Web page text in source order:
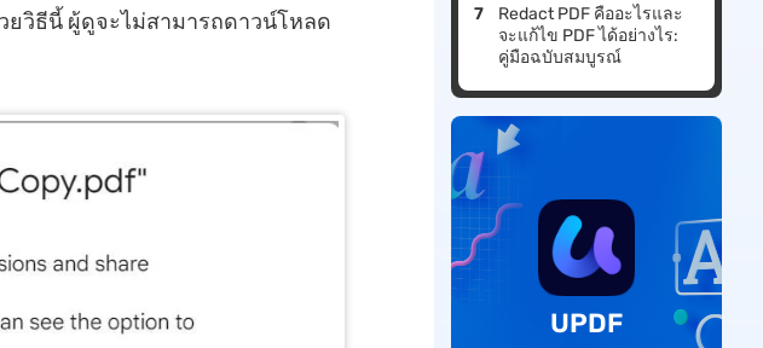
วิธีนี้ ผู้ดูจะไม่สามารถดาวน์โหลด
Redact PDF คืออะไรและ
จะแก้ไข PDF ได้อย่างไร:
คู่มือฉบับสมบูรณ์
UPDF